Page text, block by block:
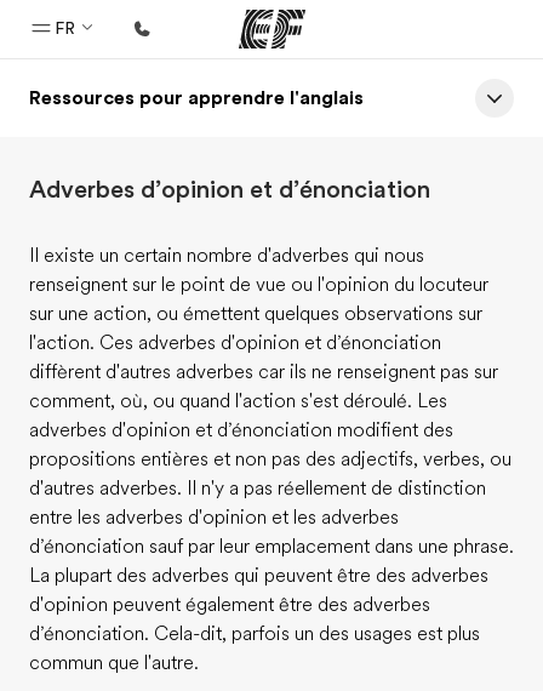
FR
Accueil
Programmes
Bureaux
A propos de nous
Qui sommes-nous ?
EF recrute
Rejoignez nos équipes
Ressources pour apprendre l'anglais
Adverbes d’opinion et d’énonciation
Il existe un certain nombre d'adverbes qui nous
renseignent sur le point de vue ou l'opinion du locuteur
sur une action, ou émettent quelques observations sur
l'action. Ces adverbes d'opinion et d’énonciation
diffèrent d'autres adverbes car ils ne renseignent pas sur
comment, où, ou quand l'action s'est déroulé. Les
adverbes d'opinion et d’énonciation modifient des
propositions entières et non pas des adjectifs, verbes, ou
d'autres adverbes. Il n'y a pas réellement de distinction
entre les adverbes d'opinion et les adverbes
d’énonciation sauf par leur emplacement dans une phrase.
La plupart des adverbes qui peuvent être des adverbes
d'opinion peuvent également être des adverbes
d’énonciation. Cela-dit, parfois un des usages est plus
commun que l'autre.